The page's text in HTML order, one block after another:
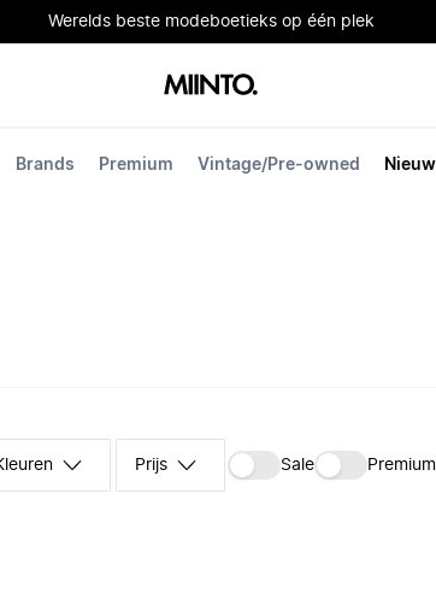
Werelds beste modeboetieks op één plek
Brands Premium Vintage/Pre-owned
Prijs Sale